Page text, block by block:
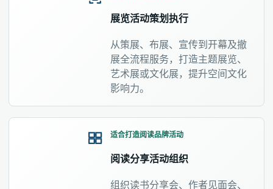
展览活动策划执行
从策展、布展、宣传到开幕及撤
展全流程服务，打造主题展览、
艺术展或文化展，提升空间文化
影响力。
适合打造阅读品牌活动
阅读分享活动组织
组织读书分享会、作者见面会、